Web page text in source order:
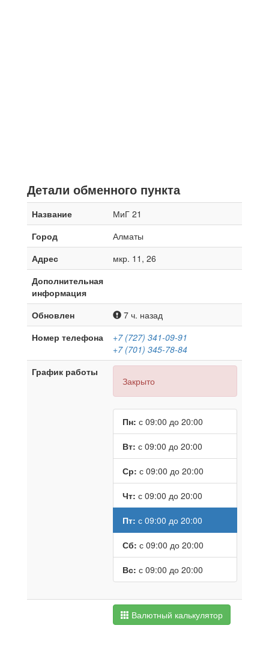
Детали обменного пункта
Название
МиГ 21
Город
Алматы
Адрес
мкр. 11, 26
Дополнительная
информация
Обновлен
7 ч. назад
Номер телефона
+7 (727) 341-09-91
+7 (701) 345-78-84
График работы
Закрыто
Пн: с 09:00 до 20:00
Вт: с 09:00 до 20:00
Ср: с 09:00 до 20:00
Чт: с 09:00 до 20:00
Пт: с 09:00 до 20:00
Сб: с 09:00 до 20:00
Вс: с 09:00 до 20:00
Валютный калькулятор